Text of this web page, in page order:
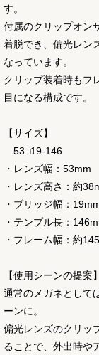
す。
付属のクリップオン
着脱でき、偏光レン
なっています。
クリップ装着時もフ
目になる構成です。
【サイズ】
53□19-146
・レンズ幅：53mm
・レンズ高さ：約
・ブリッジ幅：
・テンプル長：
・フレーム幅：約
【使用シーンの提案】
通常のメガネとして
ーンに。
偏光レンズのクリッ
ることで、外出時や